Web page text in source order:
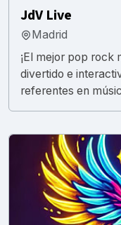
JdV Live
Madrid
¡El mejor pop rock
divertido e
referentes en